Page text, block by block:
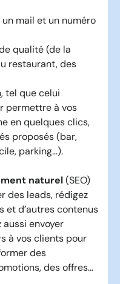
mail et un numéro
qualité (de la
restaurant, des
, tel que celui
permettre à vos
en quelques clics,
proposés (bar,
parking…).
naturel(SEO)
des leads, rédigez
et d’autres contenus
aussi envoyer
à vos clients pour
des
des offres…